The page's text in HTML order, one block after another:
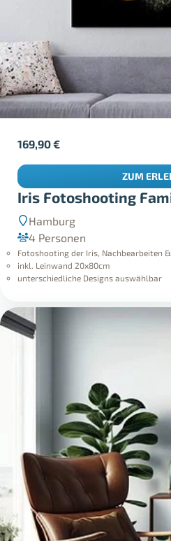
Iris Fotoshooting
Hamburg
4 Personen
Fotoshooting der Iris, Nachbearbeiten
inkl. Leinwand 20x80cm
unterschiedliche Designs auswählbar
169,90€
ZUM